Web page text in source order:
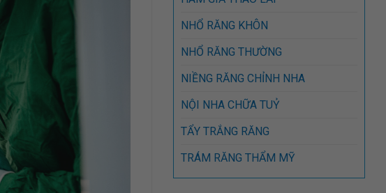
NHỔ RĂNG KHÔN
NHỔ RĂNG THƯỜNG
NIỀNG RĂNG CHỈNH NHA
NỘI NHA CHỮA TUỶ
TẨY TRẮNG RĂNG
TRÁM RĂNG THẨM MỸ